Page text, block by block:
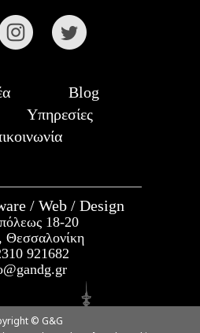
Blog
Υπηρεσίες
/ Web / Design
18-20
Θεσσαλονίκη
921682
© G&G